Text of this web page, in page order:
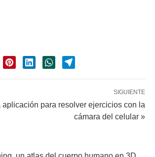
SIGUIENTE
aplicación para resolver ejercicios con la
cámara del celular »